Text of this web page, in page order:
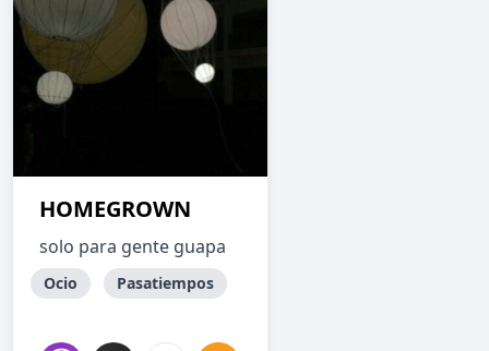
HOMEGROWN
solo para gente guapa
Ocio Pasatiempos